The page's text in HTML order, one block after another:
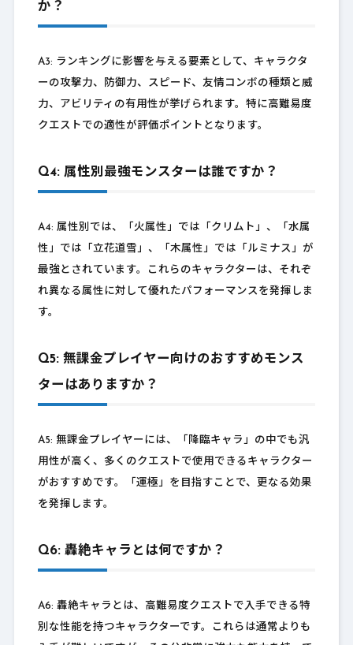
か？
A3: ランキングに影響を与える要素として、キャラクタ
ーの攻撃力、防御力、スピード、友情コンボの種類と威
力、アビリティの有用性が挙げられます。特に高難易度
クエストでの適性が評価ポイントとなります。
Q4: 属性別最強モンスターは誰ですか？
A4: 属性別では、「火属性」では「クリムト」、「水属
性」では「立花道雪」、「木属性」では「ルミナス」が
最強とされています。これらのキャラクターは、それぞ
れ異なる属性に対して優れたパフォーマンスを発揮しま
す。
Q5: 無課金プレイヤー向けのおすすめモンス
ターはありますか？
A5: 無課金プレイヤーには、「降臨キャラ」の中でも汎
用性が高く、多くのクエストで使用できるキャラクター
がおすすめです。「運極」を目指すことで、更なる効果
を発揮します。
Q6: 轟絶キャラとは何ですか？
A6: 轟絶キャラとは、高難易度クエストで入手できる特
別な性能を持つキャラクターです。これらは通常よりも